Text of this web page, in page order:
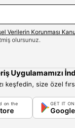
Verilerin Korunması
olursunuz.
Uygulamamızı
keşfedin, size özel
on the GET IT ON